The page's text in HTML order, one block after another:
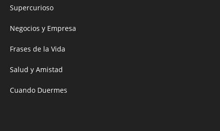
Supercurioso
Negocios y Empresa
Frases de la Vida
Salud y Amistad
Cuando Duermes